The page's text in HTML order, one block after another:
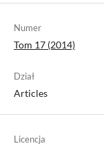
Numer
Tom 17 (2014)
Dział
Articles
Licencja